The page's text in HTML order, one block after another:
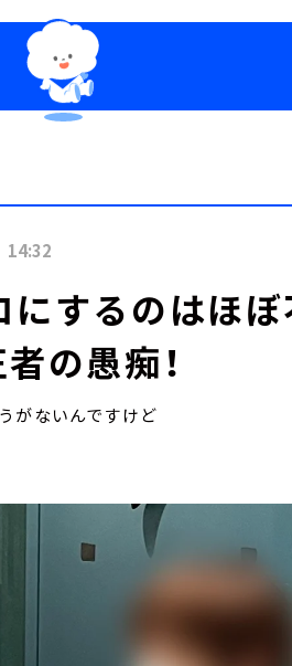
Podcast
14:32
にするのはほ
の愚痴！
がないんですけど